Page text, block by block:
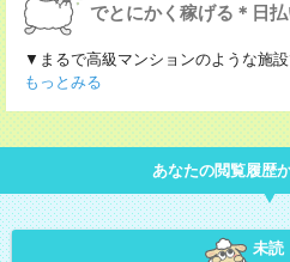
でとにかく稼げる＊日払
▼まるで高級マンションのような施
もっとみる
あなたの閲覧履歴
未読